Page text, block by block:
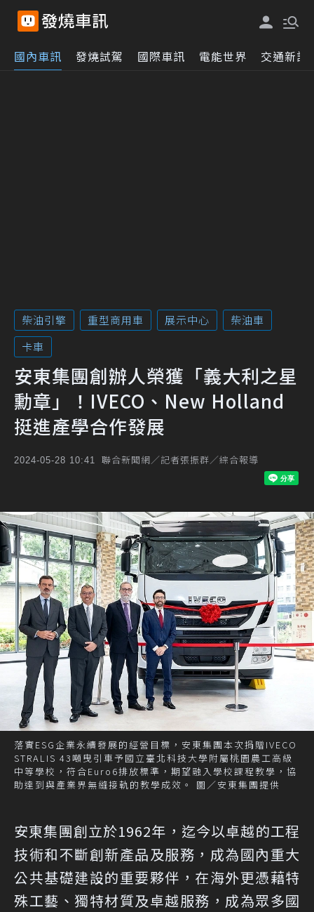
國內車訊 發燒試駕 國際車訊 電能世界 交通新訊
柴油引擎 重型商用車 展示中心
柴油車
卡車
安東集團創辦人榮獲「義大利之星
勳章」！IVECO、New Holland
挺進產學合作發展
2024-05-28 10:41 聯合新聞網／記者張振群／綜合報導
落實ESG企業永續發展的經營目標，安東集團本次捐贈IVECO
STRALIS 43噸曳引車予國立臺北科技大學附屬桃園農工高級
中等學校，符合Euro6排放標準，期望融入學校課程教學，協
助達到與產業界無縫接軌的教學成效。 圖／安東集團提供
安東集團創立於1962年，迄今以卓越的工程
技術和不斷創新產品及服務，成為國內重大
公共基礎建設的重要夥伴，在海外更憑藉特
殊工藝、獨特材質及卓越服務，成為眾多國